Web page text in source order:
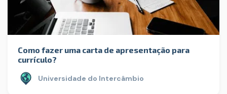
Como fazer uma carta de apresentação para
currículo?
Universidade do Intercâmbio